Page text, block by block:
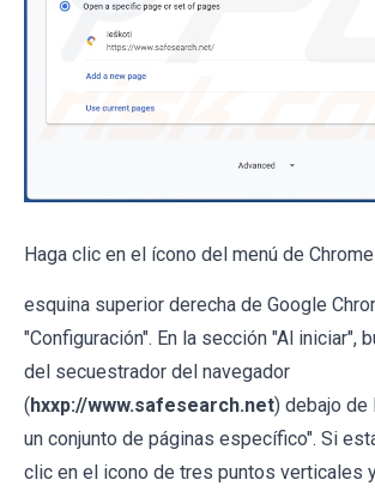
Haga clic en el ícono del menú de Chrome
esquina superior derecha de Google
"Configuración". En la sección "Al iniciar",
del secuestrador del navegador
(hxxp://www.safesearch.net) debajo de
un conjunto de páginas específico". Si
clic en el icono de tres puntos verticales